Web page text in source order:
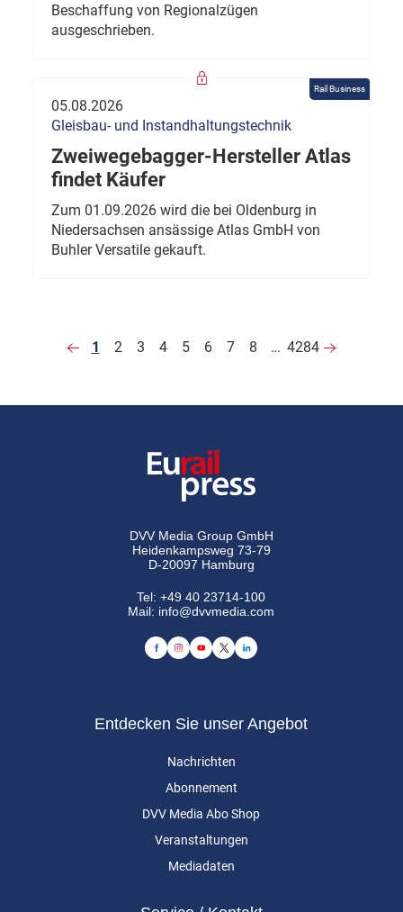
Beschaffung von Regionalzügen
ausgeschrieben.
Rail Business
05.08.2026
Gleisbau- und Instandhaltungstechnik
Zweiwegebagger-Hersteller Atlas
findet Käufer
Zum 01.09.2026 wird die bei Oldenburg in
Niedersachsen ansässige Atlas GmbH von
Buhler Versatile gekauft.
1 2 3 4 5 6 7 8 … 4284
DVV Media Group GmbH
Heidenkampsweg 73-79
D-20097 Hamburg
Tel:+49 40 23714-100
Mail: info@dvvmedia.com
Entdecken Sie unser Angebot
Nachrichten
Abonnement
DVV Media Abo Shop
Veranstaltungen
Mediadaten